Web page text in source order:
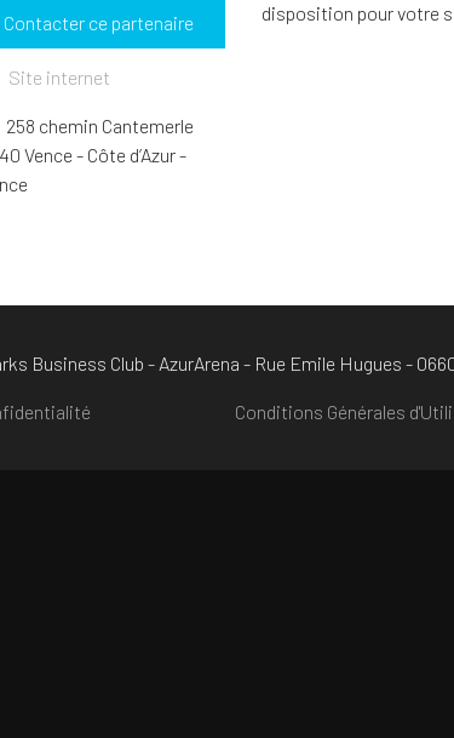
Contacter ce partenaire
Site internet
258 chemin Cantemerle
Vence - Côte d’Azur -
disposition pour votre
Business Club - AzurArena - Rue Emile Hugues -
Conditions Générales